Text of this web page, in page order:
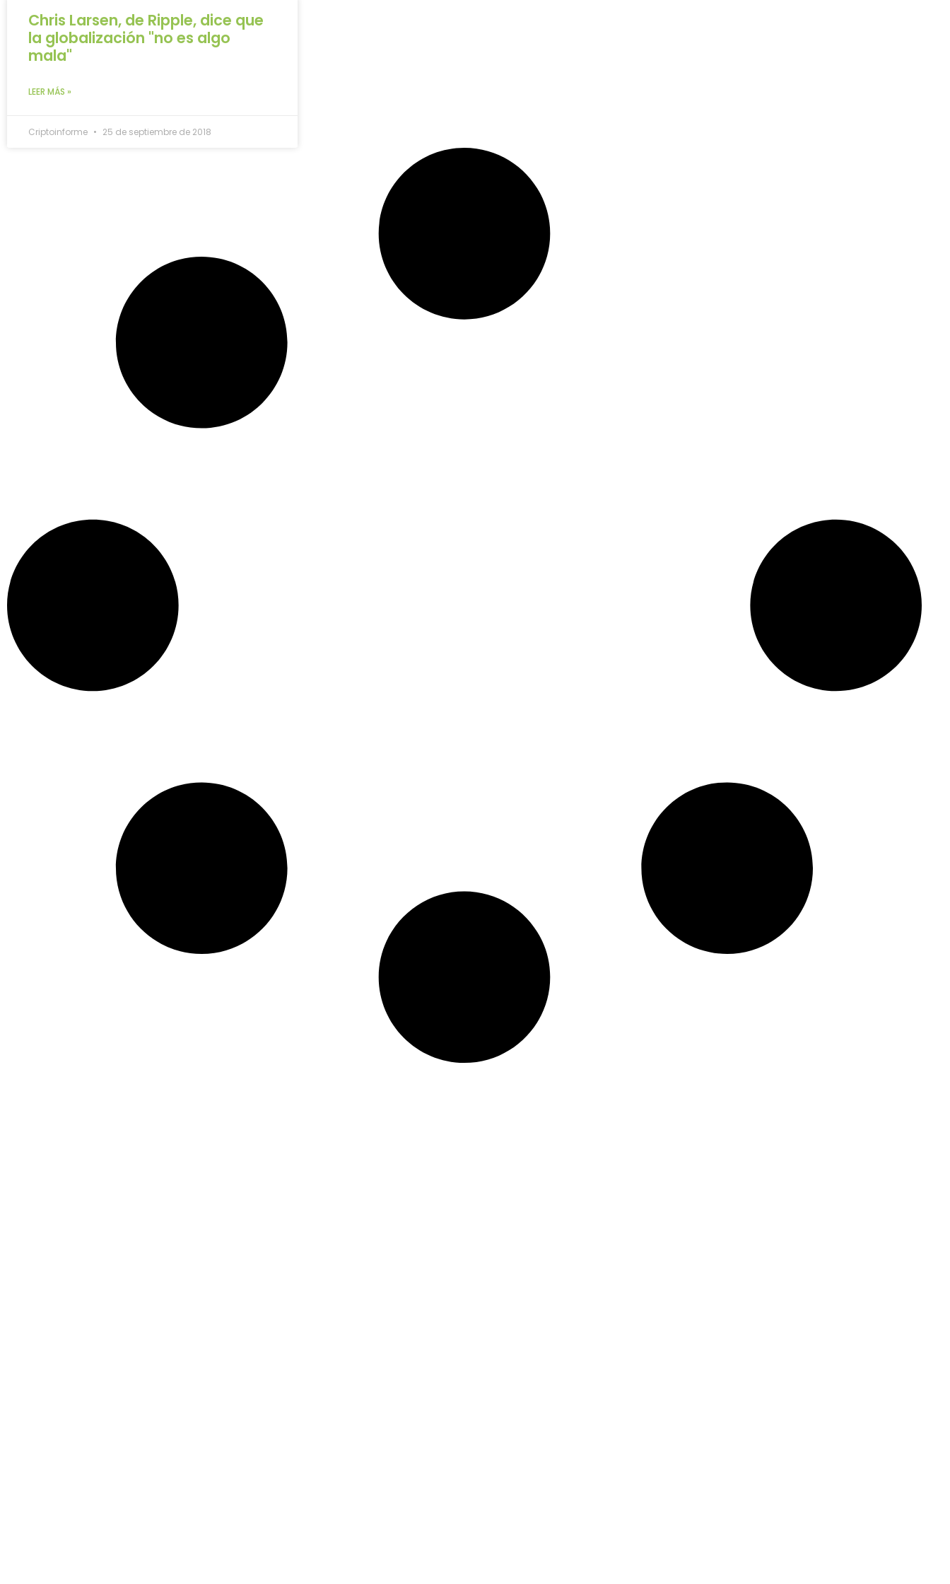
Chris Larsen, de Ripple, dice que
la globalización "no es algo
mala"
LEER MÁS »
Criptoinforme 25 de septiembre de 2018